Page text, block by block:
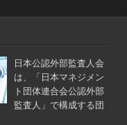
日本公認外部監査人会
は、「日本マネジメン
ト団体連合会公認外部
監査人」で構成する団